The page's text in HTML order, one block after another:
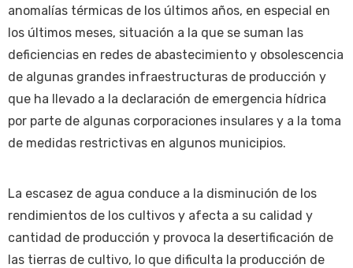
anomalías térmicas de los últimos años, en especial en
los últimos meses, situación a la que se suman las
deficiencias en redes de abastecimiento y obsolescencia
de algunas grandes infraestructuras de producción y
que ha llevado a la declaración de emergencia hídrica
por parte de algunas corporaciones insulares y a la toma
de medidas restrictivas en algunos municipios.
La escasez de agua conduce a la disminución de los
rendimientos de los cultivos y afecta a su calidad y
cantidad de producción y provoca la desertificación de
las tierras de cultivo, lo que dificulta la producción de